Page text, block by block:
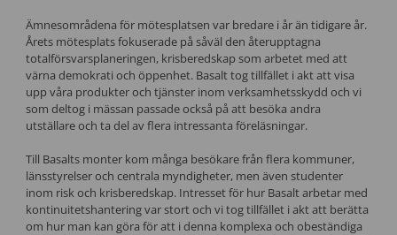
Ämnesområdena för mötesplatsen var bredare i år än tidigare år.
Årets mötesplats fokuserade på såväl den återupptagna
totalförsvarsplaneringen, krisberedskap som arbetet med att
värna demokrati och öppenhet. Basalt tog tillfället i akt att visa
upp våra produkter och tjänster inom verksamhetsskydd och vi
som deltog i mässan passade också på att besöka andra
utställare och ta del av flera intressanta föreläsningar.
Till Basalts monter kom många besökare från flera kommuner,
länsstyrelser och centrala myndigheter, men även studenter
inom risk och krisberedskap. Intresset för hur Basalt arbetar med
kontinuitetshantering var stort och vi tog tillfället i akt att berätta
om hur man kan göra för att i denna komplexa och obeständiga